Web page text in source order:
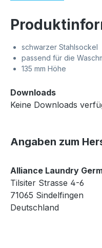
schwarzer Stahlsockel
passend für die
135 mm Höhe
Downloads
Keine Downloads
Angaben zum
Alliance Laundry
Tilsiter Strasse 4-6
71065 Sindelfingen
Deutschland